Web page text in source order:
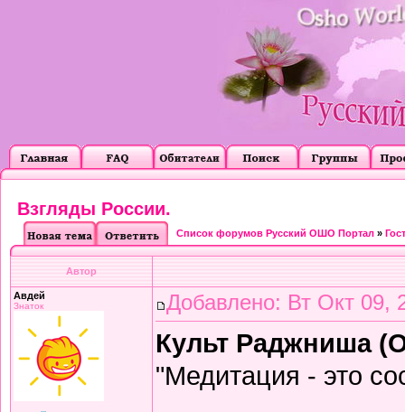
Взгляды России.
Список форумов Русский ОШО Портал »
Автор
Авдей
Знаток Добавлено: Вт Окт 09,
Культ Раджниша
"Медитация - это